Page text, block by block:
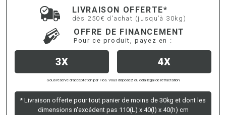
LIVRAISON OFFERTE*
dès 250€ d'achat (jusqu’à 30kg)
OFFRE DE FINANCEMENT
Pour ce produit, payez en :
3X 4X
Sous réserve d’acceptation par Floa. Vous disposez du délai légal de rétractation
* Livraison offerte pour tout panier de moins de 30kg et dont les
dimensions n'excédent pas 110(L) x 40(l) x 40(h) cm